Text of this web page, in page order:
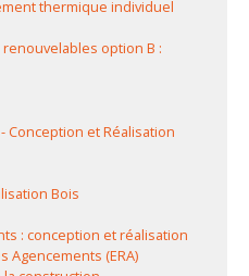
thermique individuel
option B :
Conception et Réalisation
Bois
: conception et réalisation
Agencements (ERA)